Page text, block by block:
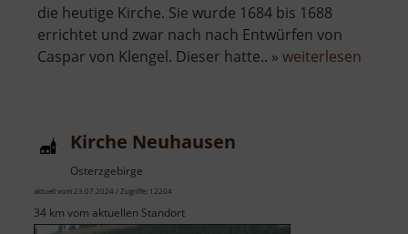
die heutige Kirche. Sie wurde 1684 bis 1688
errichtet und zwar nach nach Entwürfen von
Caspar von Klengel. Dieser hatte.. » weiterlesen
Kirche Neuhausen
Osterzgebirge
aktuell vom 23.07.2024 / Zugriffe: 12204
34 km vom aktuellen Standort